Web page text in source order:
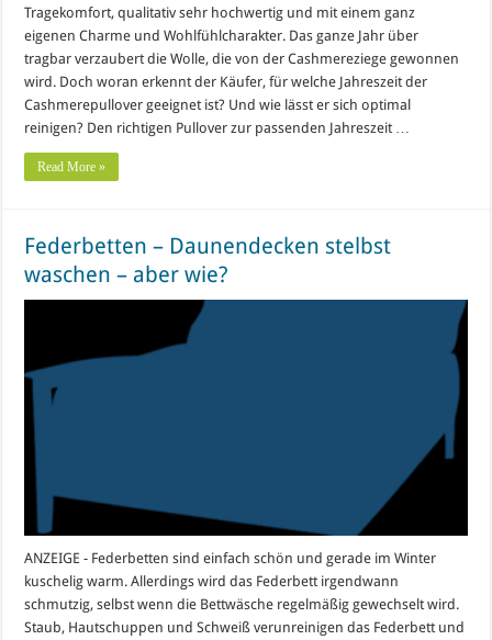
Tragekomfort, qualitativ sehr hochwertig und mit einem ganz
eigenen Charme und Wohlfühlcharakter. Das ganze Jahr über
tragbar verzaubert die Wolle, die von der Cashmereziege gewonnen
wird. Doch woran erkennt der Käufer, für welche Jahreszeit der
Cashmerepullover geeignet ist? Und wie lässt er sich optimal
reinigen? Den richtigen Pullover zur passenden Jahreszeit …
Read More »
Federbetten – Daunendecken stelbst
waschen – aber wie?
ANZEIGE - Federbetten sind einfach schön und gerade im Winter
kuschelig warm. Allerdings wird das Federbett irgendwann
schmutzig, selbst wenn die Bettwäsche regelmäßig gewechselt wird.
Staub, Hautschuppen und Schweiß verunreinigen das Federbett und